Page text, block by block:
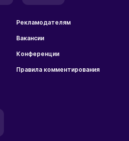
Рекламодателям
Вакансии
Конференции
Правила комментирования